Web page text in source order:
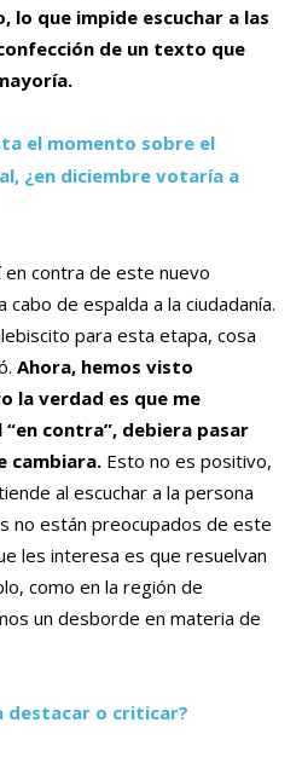
lo que impide escuchar a las
de un texto que
el momento sobre el
¿en diciembre votaría a
contra de este nuevo
de espalda a la ciudadanía.
para esta etapa, cosa
Ahora, hemos visto
la verdad es que me
contra”, debiera pasar
cambiara. Esto no es positivo,
al escuchar a la persona
no están preocupados de este
les interesa es que resuelvan
como en la región de
un desborde en materia de
destacar o criticar?